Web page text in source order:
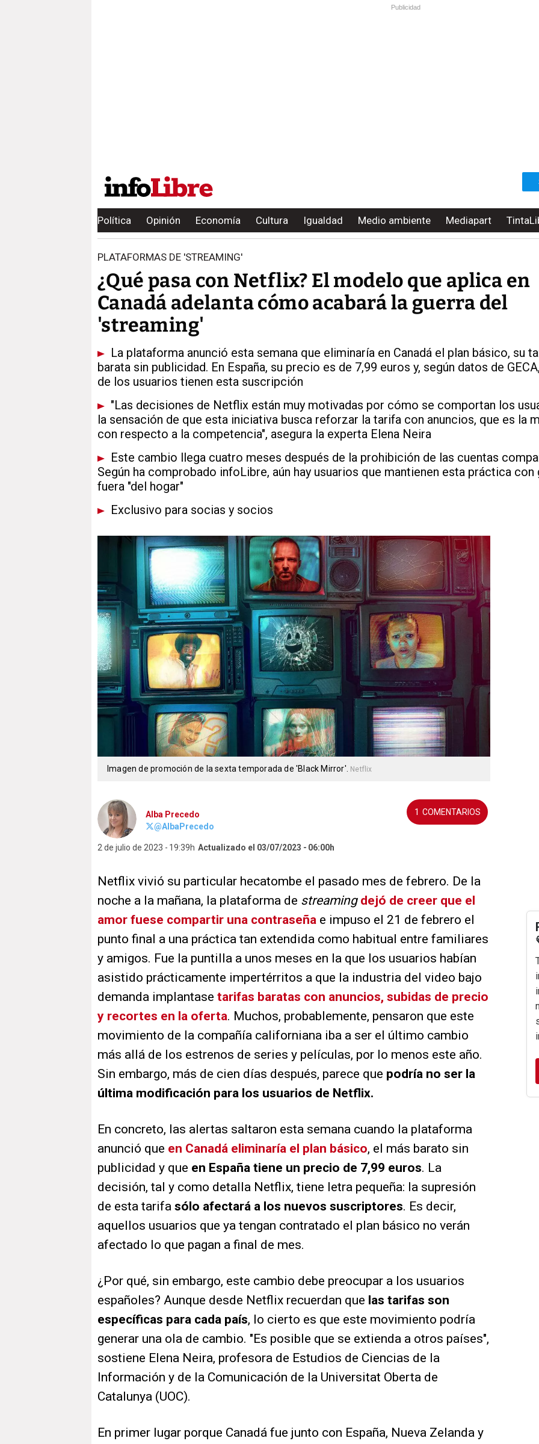
Publicidad
Política Opinión Economía Cultura Igualdad Medio ambiente Mediapart
PLATAFORMAS DE 'STREAMING'
¿Qué pasa con Netflix? El modelo que aplica en
Canadá adelanta cómo acabará la guerra del
'streaming'
La plataforma anunció esta semana que eliminaría en Canadá el plan básico, su
barata sin publicidad. En España, su precio es de 7,99 euros y, según datos de
de los usuarios tienen esta suscripción
"Las decisiones de Netflix están muy motivadas por cómo se comportan los
la sensación de que esta iniciativa busca reforzar la tarifa con anuncios, que es la
con respecto a la competencia", asegura la experta Elena Neira
Este cambio llega cuatro meses después de la prohibición de las cuentas
Según ha comprobado infoLibre, aún hay usuarios que mantienen esta práctica con
fuera "del hogar"
Exclusivo para socias y socios
Imagen de promoción de la sexta temporada de 'Black Mirror'. Netflix
Alba Precedo
@AlbaPrecedo
2 de julio de 2023 19:39h Actualizado el 03/07/2023 06:00h
1
Netflix vivió su particular hecatombe el pasado mes de febrero. De la
noche a la mañana, la plataforma de streaming dejó de creer que el
amor fuese compartir una contraseña e impuso el 21 de febrero el
punto final a una práctica tan extendida como habitual entre familiares
y amigos. Fue la puntilla a unos meses en la que los usuarios habían
asistido prácticamente impertérritos a que la industria del video bajo
demanda implantase tarifas baratas con anuncios, subidas de precio
y recortes en la oferta. Muchos, probablemente, pensaron que este
movimiento de la compañía californiana iba a ser el último cambio
más allá de los estrenos de series y películas, por lo menos este año.
Sin embargo, más de cien días después, parece que podría no ser la
última modificación para los usuarios de Netflix.
En concreto, las alertas saltaron esta semana cuando la plataforma
anunció que en Canadá eliminaría el plan básico, el más barato sin
publicidad y que en España tiene un precio de 7,99 euros. La
decisión, tal y como detalla Netflix, tiene letra pequeña: la supresión
de esta tarifa sólo afectará a los nuevos suscriptores. Es decir,
aquellos usuarios que ya tengan contratado el plan básico no verán
afectado lo que pagan a final de mes.
¿Por qué, sin embargo, este cambio debe preocupar a los usuarios
españoles? Aunque desde Netflix recuerdan que las tarifas son
específicas para cada país, lo cierto es que este movimiento podría
generar una ola de cambio. "Es posible que se extienda a otros países",
sostiene Elena Neira, profesora de Estudios de Ciencias de la
Información y de la Comunicación de la Universitat Oberta de
Catalunya (UOC).
En primer lugar porque Canadá fue junto con España, Nueva Zelanda y